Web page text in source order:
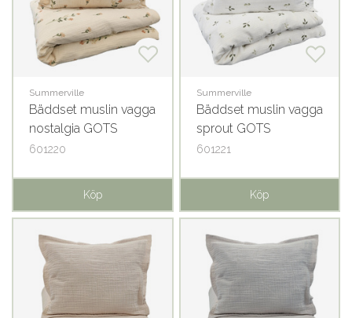
Summerville
Bäddset muslin vagga
nostalgia GOTS
601220
Köp
Summerville
Bäddset muslin vagga
sprout GOTS
601221
Köp